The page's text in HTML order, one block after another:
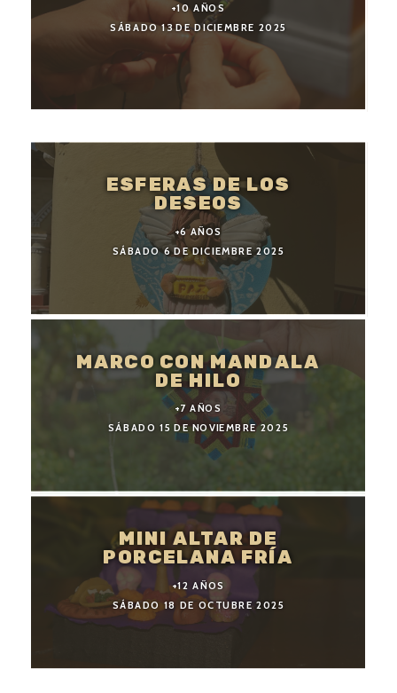
+10 AÑOS
SÁBADO 13 DE DICIEMBRE 2025
ESFERAS DE LOS
DESEOS
+6 AÑOS
SÁBADO 6 DE DICIEMBRE 2025
MARCO CON MANDALA
DE HILO
+7 AÑOS
SÁBADO 15 DE NOVIEMBRE 2025
MINI ALTAR DE
PORCELANA FRÍA
+12 AÑOS
SÁBADO 18 DE OCTUBRE 2025